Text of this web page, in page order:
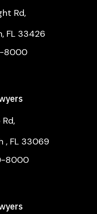
Rd,
FL 33426
8000
, FL 33069
8000